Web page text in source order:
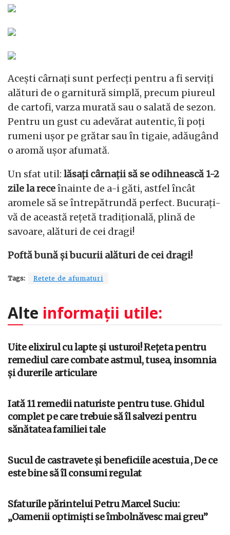
Acești cârnați sunt perfecți pentru a fi serviți
alături de o garnitură simplă, precum piureul
de cartofi, varza murată sau o salată de sezon.
Pentru un gust cu adevărat autentic, îi poți
rumeni ușor pe grătar sau în tigaie, adăugând
o aromă ușor afumată.
Un sfat util: lăsați cârnații să se odihnească 1-2
zile la receînainte de a-i găti, astfel încât
aromele să se întrepătrundă perfect. Bucurați-
vă de această rețetă tradițională, plină de
savoare, alături de cei dragi!
Poftă bună și bucurii alături de cei dragi!
Tags: Retete de afumaturi
Alte informații utile:
Uite elixirul cu lapte și usturoi! Rețeta pentru
remediul care combate astmul, tusea, insomnia
și durerile articulare
Iată 11 remedii naturiste pentru tuse. Ghidul
complet pe care trebuie să îl salvezi pentru
sănătatea familiei tale
Sucul de castravete și beneficiile acestuia , De ce
este bine să îl consumi regulat
Sfaturile părintelui Petru Marcel Suciu:
„Oamenii optimiști se îmbolnăvesc mai greu”